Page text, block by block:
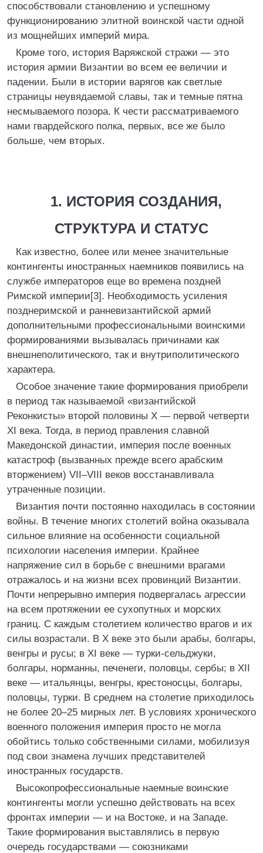
способствовали становлению и успешному
функционированию элитной воинской части одной
из мощнейших империй мира.
Кроме того, история Варяжской стражи — это
история армии Византии во всем ее величии и
падении. Были в истории варягов как светлые
страницы неувядаемой славы, так и темные пятна
несмываемого позора. К чести рассматриваемого
нами гвардейского полка, первых, все же было
больше, чем вторых.
1. ИСТОРИЯ СОЗДАНИЯ,
СТРУКТУРА И СТАТУС
Как известно, более или менее значительные
контингенты иностранных наемников появились на
службе императоров еще во времена поздней
Римской империи[3]. Необходимость усиления
позднеримской и ранневизантийской армий
дополнительными профессиональными воинскими
формированиями вызывалась причинами как
внешнеполитического, так и внутриполитического
характера.
Особое значение такие формирования приобрели
в период так называемой «византийской
Реконкисты» второй половины X — первой четверти
XI века. Тогда, в период правления славной
Македонской династии, империя после военных
катастроф (вызванных прежде всего арабским
вторжением) VII–VIII веков восстанавливала
утраченные позиции.
Византия почти постоянно находилась в состоянии
войны. В течение многих столетий война оказывала
сильное влияние на особенности социальной
психологии населения империи. Крайнее
напряжение сил в борьбе с внешними врагами
отражалось и на жизни всех провинций Византии.
Почти непрерывно империя подвергалась агрессии
на всем протяжении ее сухопутных и морских
границ. С каждым столетием количество врагов и их
силы возрастали. В X веке это были арабы, болгары,
венгры и русы; в XI веке — турки-сельджуки,
болгары, норманны, печенеги, половцы, сербы; в XII
веке — итальянцы, венгры, крестоносцы, болгары,
половцы, турки. В среднем на столетие приходилось
не более 20–25 мирных лет. В условиях хронического
военного положения империя просто не могла
обойтись только собственными силами, мобилизуя
под свои знамена лучших представителей
иностранных государств.
Высокопрофессиональные наемные воинские
контингенты могли успешно действовать на всех
фронтах империи — и на Востоке, и на Западе.
Такие формирования выставлялись в первую
очередь государствами — союзниками